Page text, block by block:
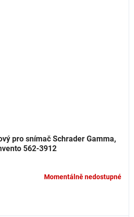
pro snímač Schrader Gamma,
562-3912
Momentálně nedostupné